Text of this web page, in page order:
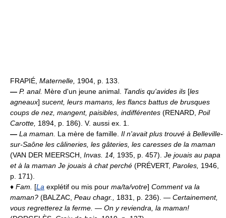
FRAPIÉ, Maternelle, 1904, p. 133.
— P. anal. Mère d'un jeune animal. Tandis qu'avides ils [les
agneaux] sucent, leurs mamans, les flancs battus de brusques
coups de nez, mangent, paisibles, indifférentes (RENARD, Poil
Carotte, 1894, p. 186). V. aussi ex. 1.
— La maman. La mère de famille. Il n'avait plus trouvé à Belleville-
sur-Saône les câlineries, les gâteries, les caresses de la maman
(VAN DER MEERSCH, Invas. 14, 1935, p. 457). Je jouais au papa
et à la maman Je jouais à chat perché (PRÉVERT, Paroles, 1946,
p. 171).
♦ Fam. [La explétif ou mis pour ma/ta/votre] Comment va la
maman? (BALZAC, Peau chagr., 1831, p. 236). — Certainement,
vous regretterez la ferme. — On y reviendra, la maman!